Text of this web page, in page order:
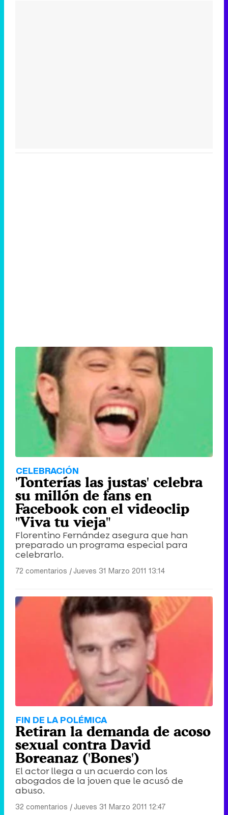
CELEBRACIÓN
'Tonterías las justas' celebra
su millón de fans en
Facebook con el videoclip
"Viva tu vieja"
Florentino Fernández asegura que han
preparado un programa especial para
celebrarlo.
72 comentarios |Jueves 31 Marzo 2011 13:14
FIN DE LA POLÉMICA
Retiran la demanda de acoso
sexual contra David
Boreanaz ('Bones')
El actor llega a un acuerdo con los
abogados de la joven que le acusó de
abuso.
32 comentarios |Jueves 31 Marzo 2011 12:47